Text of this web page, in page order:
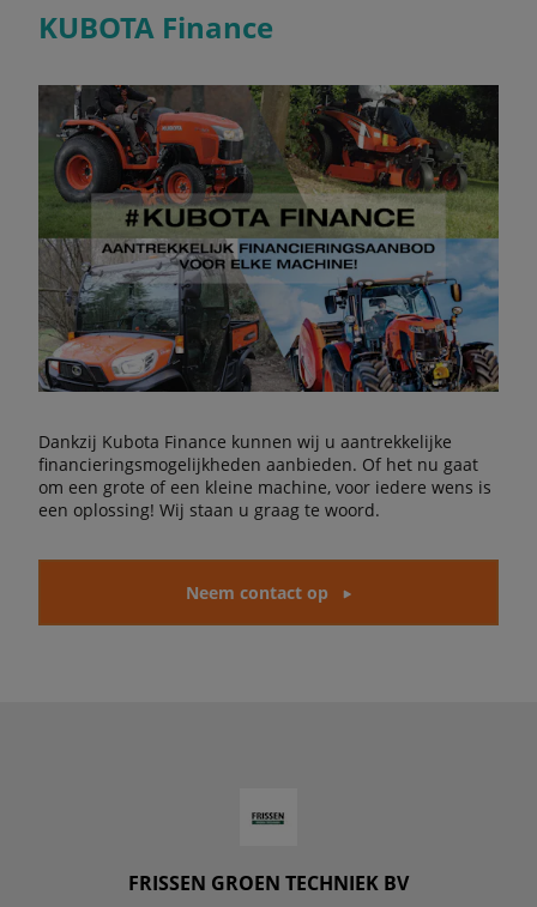
KUBOTA Finance
Dankzij Kubota Finance kunnen wij u aantrekkelijke
financieringsmogelijkheden aanbieden. Of het nu gaat
om een grote of een kleine machine, voor iedere wens is
een oplossing! Wij staan u graag te woord.
Neem contact op
FRISSEN GROEN TECHNIEK BV